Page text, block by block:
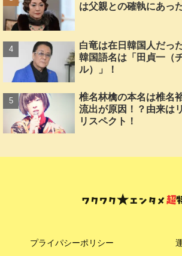
は父親との確執にあっ
白竜は在日韓国人だっ
韓国語名は「田貞一（
ル）」！
椎名林檎の本名は椎名
流出が原因！？由来は
リスペクト！
プライパシーポリシー